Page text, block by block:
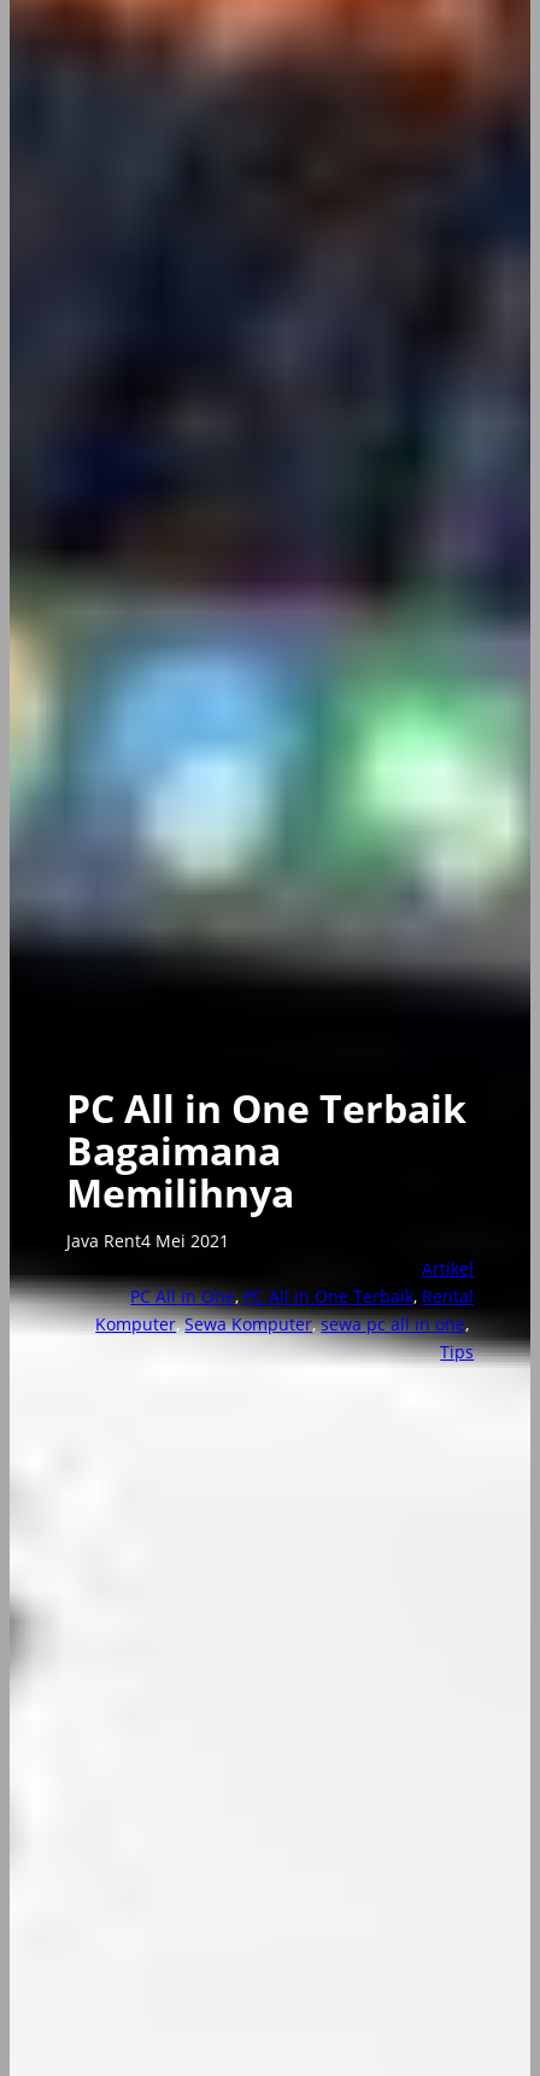
PC All in One Terbaik
Bagaimana
Memilihnya
Java Rent4 Mei 2021
Artikel
PC All in One, PC All in One Terbaik, Rental
Komputer, Sewa Komputer, sewa pc all in one,
Tips